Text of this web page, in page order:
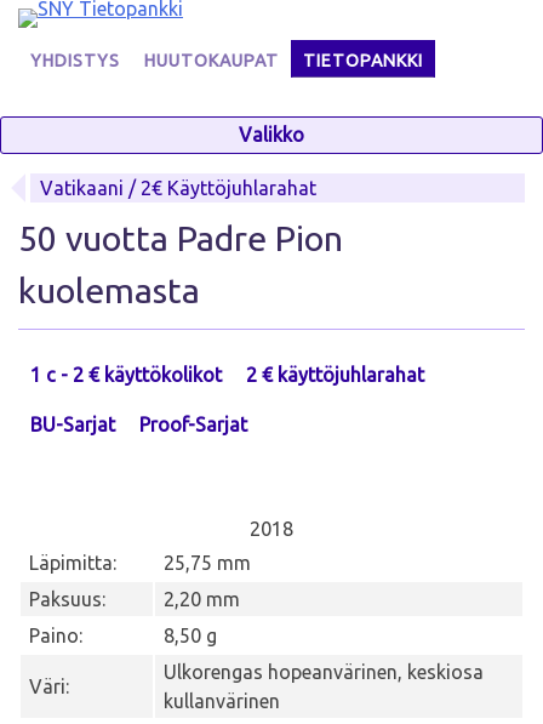
Skip
contentYHDISTYS HUUTOKAUPAT TIETOPANKKI
Valikko
Vatikaani / 2€ Käyttöjuhlarahat
50 vuotta Padre Pion
kuolemasta
1 c - 2 € käyttökolikot 2 € käyttöjuhlarahat
BU-Sarjat Proof-Sarjat
2018
Läpimitta:
25,75 mm
Paksuus:
2,20 mm
Paino:
8,50 g
Väri:
Ulkorengas hopeanvärinen, keskiosa
kullanvärinen